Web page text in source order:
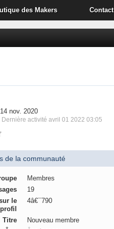
des Makers Contact
nov. 2020
Dernière activité avril 01 2022 03:05
de la communauté
Membres
19
le
profil
4â€¯790
Titre
Nouveau membre